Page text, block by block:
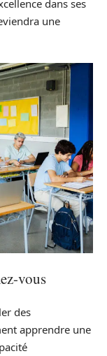
dans ses
une
vous
des
apprendre une